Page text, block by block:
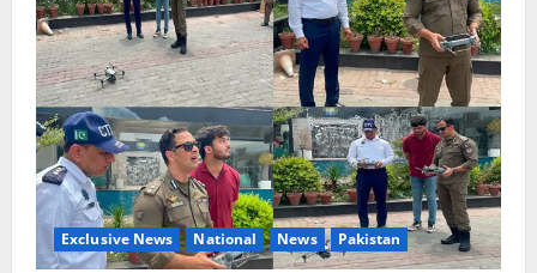
Exclusive News National News Pakistan